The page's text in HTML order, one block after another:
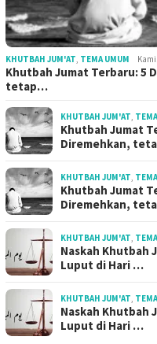
KHUTBAH JUM'AT TEMA UMUM
Khutbah Jumat Terbaru: 5
tetap…
KHUTBAH JUM'AT
Khutbah Jumat
Diremehkan,
KHUTBAH JUM'AT
Khutbah Jumat
Diremehkan,
KHUTBAH JUM'AT
Naskah Khutbah
Luput di Hari …
KHUTBAH JUM'AT
Naskah Khutbah
Luput di Hari …